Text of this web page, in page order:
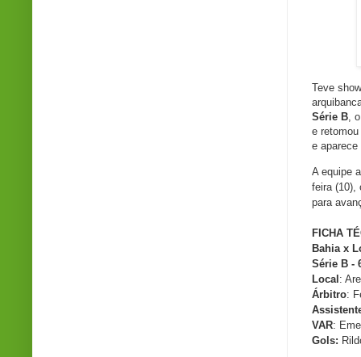
Teve
Série B ,
e
e aparece
A equipe
feira (10),
para
FICHA
Bahia x
Série B -
Local :
Árbitro:
VAR:
Gols: